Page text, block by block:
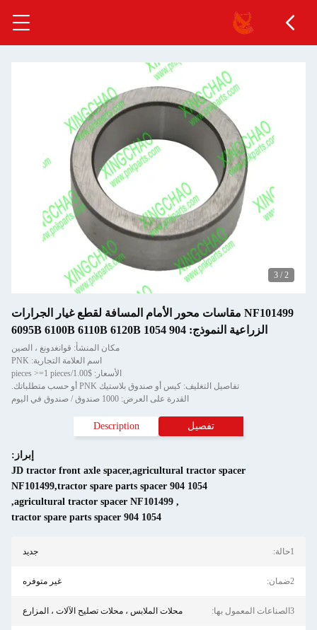
3
/
3
NF101499 مقاسات محور الأمام المسافة لقطع غيار الجرارات
الزراعية النموذج: 904 1054 6095B 6100B 6110B 6120B
مكان المنشأ: قوانغدونغ ، الصين
اسم العلامة التجارية: PNK
الأسعار: $1.00/pieces >=1 pieces
تفاصيل التغليف: كيس أو صندوق بلاستيك PNK أو حسب متطلباتك.
القدرة على العرض: 1000 صندوق / صندوق في اليوم
تفصيل Description
إبراز:
JD tractor front axle spacer,agricultural tractor spacer
NF101499,tractor spare parts spacer 904 1054
,
agricultural tractor spacer NF101499
,
tractor spare parts spacer 904 1054
1حالة: جديد
2ضمان: غير متوفره
3الصناعات المعمول بها: محلات الملابس ، محلات تصليح الآلات ، المزارع